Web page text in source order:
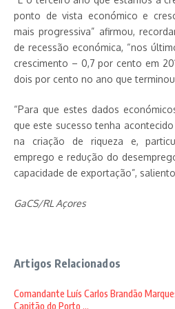
ponto de vista económico e
mais progressiva” afirmou,
de recessão económica, “nos
crescimento – 0,7 por cento em
dois por cento no ano que
“Para que estes dados
que este sucesso tenha
na criação de riqueza e,
emprego e redução do
capacidade de exportação”,
GaCS/RL Açores
Artigos Relacionados
Comandante Luís Carlos Brandão
Capitão do Porto ...